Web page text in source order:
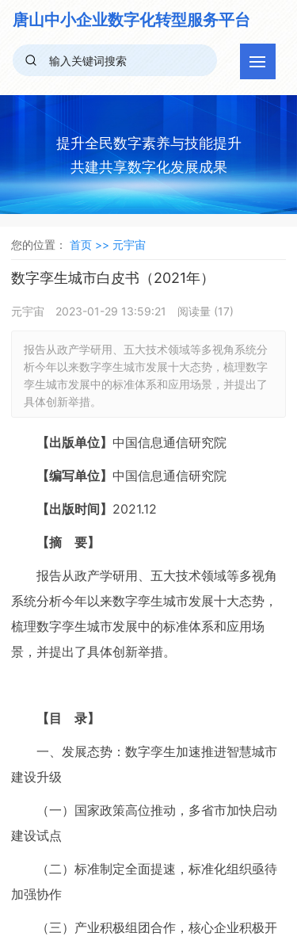
唐山中小企业数字化转型服务平台
提升全民数字素养与技能提升
共建共享数字化发展成果
您的位置： 首页 >> 元宇宙
数字孪生城市白皮书（2021年）
元宇宙 2023-01-29 13:59:21 阅读量 (17)
报告从政产学研用、五大技术领域等多视角系统分
析今年以来数字孪生城市发展十大态势，梳理数字
孪生城市发展中的标准体系和应用场景，并提出了
具体创新举措。
【出版单位】 中国信息通信研究院
【编写单位】 中国信息通信研究院
【出版时间】 2021.12
【摘 要】
报告从政产学研用、五大技术领域等多视角
系统分析今年以来数字孪生城市发展十大态势，
梳理数字孪生城市发展中的标准体系和应用场
景，并提出了具体创新举措。
【目 录】
一、发展态势：数字孪生加速推进智慧城市
建设升级
（一）国家政策高位推动，多省市加快启动
建设试点
（二）标准制定全面提速，标准化组织亟待
加强协作
（三）产业积极组团合作，核心企业积极开